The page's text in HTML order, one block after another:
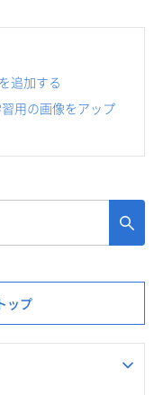
ップ
追加する
用の画像をアップ